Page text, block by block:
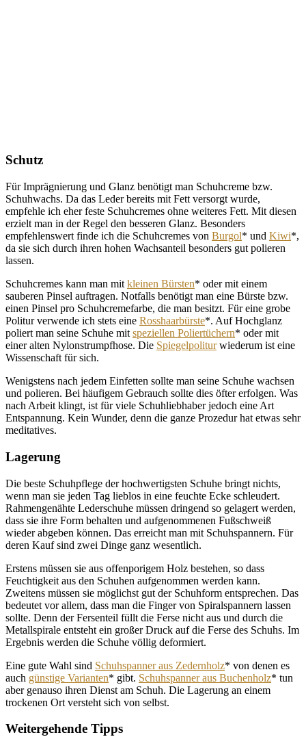
Schutz
Für Imprägnierung und Glanz benötigt man Schuhcreme bzw.
Schuhwachs. Da das Leder bereits mit Fett versorgt wurde,
empfehle ich eher feste Schuhcremes ohne weiteres Fett. Mit diesen
erzielt man in der Regel den besseren Glanz. Besonders
empfehlenswert finde ich die Schuhcremes von Burgol* und Kiwi*,
da sie sich durch ihren hohen Wachsanteil besonders gut polieren
lassen.
Schuhcremes kann man mit kleinen Bürsten* oder mit einem
sauberen Pinsel auftragen. Notfalls benötigt man eine Bürste bzw.
einen Pinsel pro Schuhcremefarbe, die man besitzt. Für eine grobe
Politur verwende ich stets eine Rosshaarbürste*. Auf Hochglanz
poliert man seine Schuhe mit speziellen Poliertüchern* oder mit
einer alten Nylonstrumpfhose. Die Spiegelpoliturwiederum ist eine
Wissenschaft für sich.
Wenigstens nach jedem Einfetten sollte man seine Schuhe wachsen
und polieren. Bei häufigem Gebrauch sollte dies öfter erfolgen. Was
nach Arbeit klingt, ist für viele Schuhliebhaber jedoch eine Art
Entspannung. Kein Wunder, denn die ganze Prozedur hat etwas sehr
meditatives.
Lagerung
Die beste Schuhpflege der hochwertigsten Schuhe bringt nichts,
wenn man sie jeden Tag lieblos in eine feuchte Ecke schleudert.
Rahmengenähte Lederschuhe müssen dringend so gelagert werden,
dass sie ihre Form behalten und aufgenommenen Fußschweiß
wieder abgeben können. Das erreicht man mit Schuhspannern. Für
deren Kauf sind zwei Dinge ganz wesentlich.
Erstens müssen sie aus offenporigem Holz bestehen, so dass
Feuchtigkeit aus den Schuhen aufgenommen werden kann.
Zweitens müssen sie möglichst gut der Schuhform entsprechen. Das
bedeutet vor allem, dass man die Finger von Spiralspannern lassen
sollte. Denn der Fersenteil füllt die Ferse nicht aus und durch die
Metallspirale entsteht ein großer Druck auf die Ferse des Schuhs. Im
Ergebnis werden die Schuhe völlig deformiert.
Eine gute Wahl sind Schuhspanner aus Zedernholz* von denen es
auch günstige Varianten* gibt. Schuhspanner aus Buchenholz* tun
aber genauso ihren Dienst am Schuh. Die Lagerung an einem
trockenen Ort versteht sich von selbst.
Weitergehende Tipps